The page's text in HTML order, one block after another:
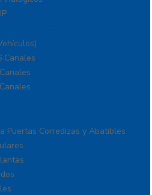
Canales
Puertas Corredizas y Abatibles